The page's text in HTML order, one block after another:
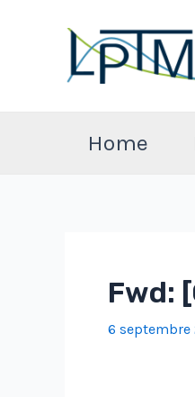
Home
Fwd:
6 septembre